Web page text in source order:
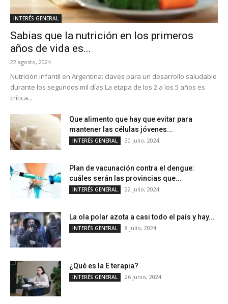
INTERÉS GENERAL
Sabias que la nutrición en los primeros
años de vida es...
22 agosto, 2024
Nutrición infantil en Argentina: claves para un desarrollo saludable
durante los segundos mil días La etapa de los 2 a los 5 años es
crítica...
Que alimento que hay que evitar para
mantener las células jóvenes...
INTERÉS GENERAL 30 julio, 2024
Plan de vacunación contra el dengue:
cuáles serán las provincias que...
INTERÉS GENERAL 22 julio, 2024
La ola polar azota a casi todo el país y hay...
INTERÉS GENERAL 8 julio, 2024
¿Qué es la E terapia?
INTERÉS GENERAL 26 junio, 2024